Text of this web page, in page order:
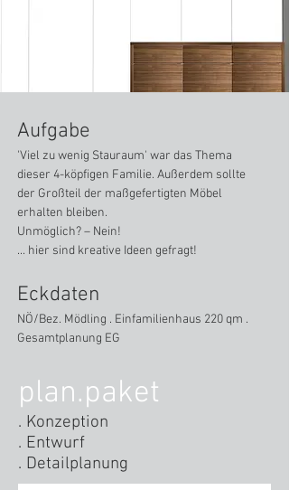
Aufgabe
'Viel zu wenig Stauraum' war das Thema
dieser 4-köpfigen Familie. Außerdem sollte
der Großteil der maßgefertigten Möbel
erhalten bleiben.
Unmöglich? – Nein!
... hier sind kreative Ideen gefragt!
Eckdaten
NÖ/Bez. Mödling . Einfamilienhaus 220 qm .
Gesamtplanung EG
plan.paket
. Konzeption
. Entwurf
. Detailplanung